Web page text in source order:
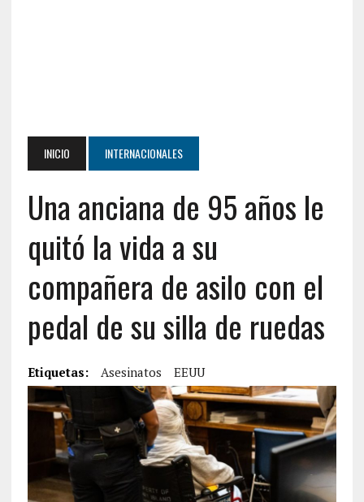
INICIO INTERNACIONALES
Una anciana de 95 años le
quitó la vida a su
compañera de asilo con el
pedal de su silla de ruedas
Etiquetas: Asesinatos EEUU